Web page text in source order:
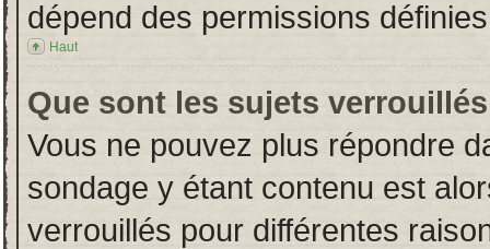
dépend des permissions
Haut
Que sont les sujets
Vous ne pouvez plus répondre
sondage y étant contenu est
verrouillés pour différentes